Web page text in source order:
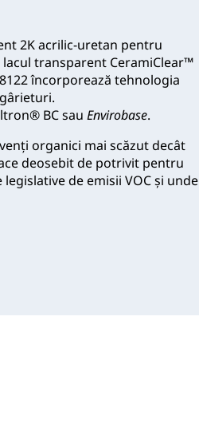
2K acrilic-uretan pentru
transparent CeramiClear™
încorporează tehnologia
BC sau Envirobase.
organici mai scăzut decât
deosebit de potrivit pentru
de emisii VOC și unde